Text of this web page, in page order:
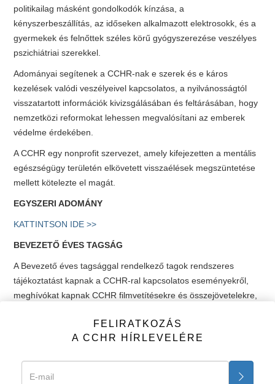
politikailag másként gondolkodók kínzása, a
kényszerbeszállítás, az időseken alkalmazott elektrosokk, és a
gyermekek és felnőttek széles körű gyógyszerezése veszélyes
pszichiátriai szerekkel.
Adományai segítenek a CCHR-nak e szerek és e káros
kezelések valódi veszélyeivel kapcsolatos, a nyilvánosságtól
visszatartott információk kivizsgálásában és feltárásában, hogy
nemzetközi reformokat lehessen megvalósítani az emberek
védelme érdekében.
A CCHR egy nonprofit szervezet, amely kifejezetten a mentális
egészségügy területén elkövetett visszaélések megszüntetése
mellett kötelezte el magát.
EGYSZERI ADOMÁNY
KATTINTSON IDE >>
BEVEZETŐ ÉVES TAGSÁG
A Bevezető éves tagsággal rendelkező tagok rendszeres
tájékoztatást kapnak a CCHR-ral kapcsolatos eseményekről,
meghívókat kapnak CCHR filmvetítésekre és összejövetelekre,
Drugs” (A gyakran használt pszichiátriai szerek mellékhatásai)
e-bookot és a „What is the Alternative to Psychotropic Drugs?”
FELIRATKOZÁS
A CCHR HÍRLEVELÉRE